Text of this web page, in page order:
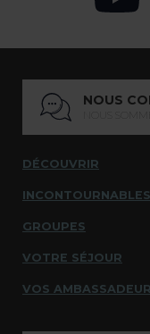
NOUS
DÉCOUVRIR
INCONTOURNABLES
GROUPES
VOTRE SÉJOUR
VOS